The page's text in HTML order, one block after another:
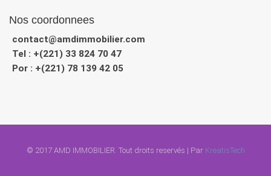
Nos coordonnees
contact@amdimmobilier.com
Tel : +(221) 33 824 70 47
Por : +(221) 78 139 42 05
© 2017 AMD IMMOBILIER. Tout droits reservés | Par KreatisTech